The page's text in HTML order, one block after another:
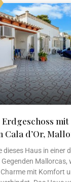
Erdgeschoss
Cala d’Or,
dieses Haus in einer
Mallorcas,
mit Komfort